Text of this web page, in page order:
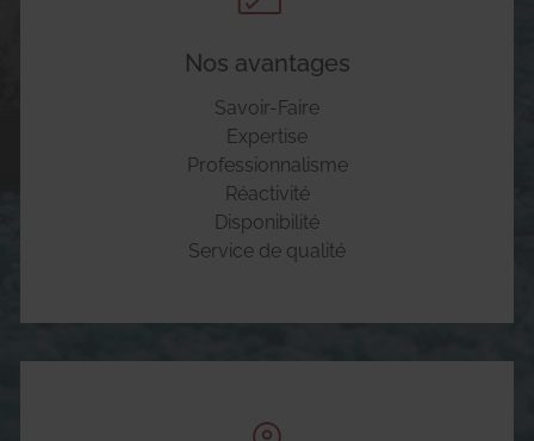
Nos avantages
Savoir-Faire
Expertise
Professionnalisme
Réactivité
Disponibilité
Service de qualité